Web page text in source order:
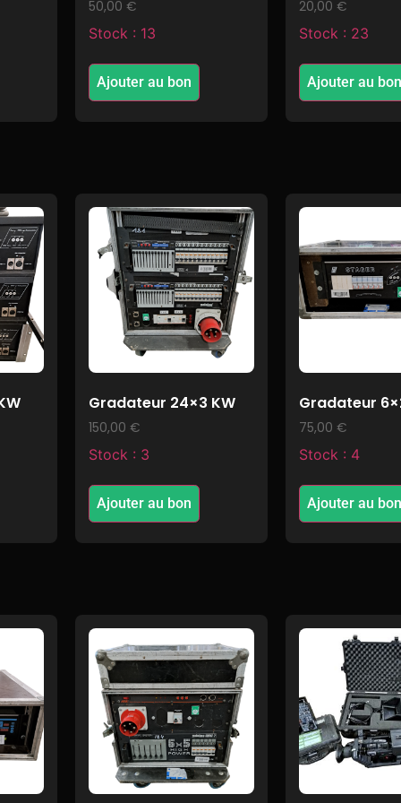
50,00€
Stock : 13
Ajouter au bon
20,00 €
Stock : 23
Ajouter au bon
Gradateur 24×3 KW
150,00€
Stock : 3
Ajouter au bon
Gradateur
75,00 €
Stock : 4
Ajouter au bon